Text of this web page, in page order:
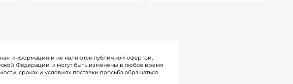
информация и не являются публичной офертой,
Федерации и могут быть изменены в любое время
сроках и условиях поставки просьба обращаться